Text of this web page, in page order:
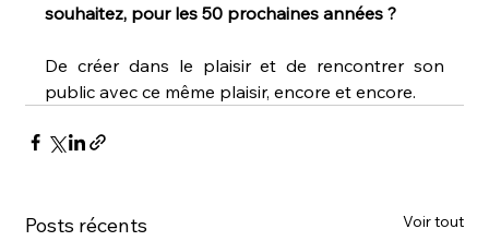
souhaitez, pour les 50 prochaines années ?
De créer dans le plaisir et de rencontrer son
public avec ce même plaisir, encore et encore.
Posts récents Voir tout